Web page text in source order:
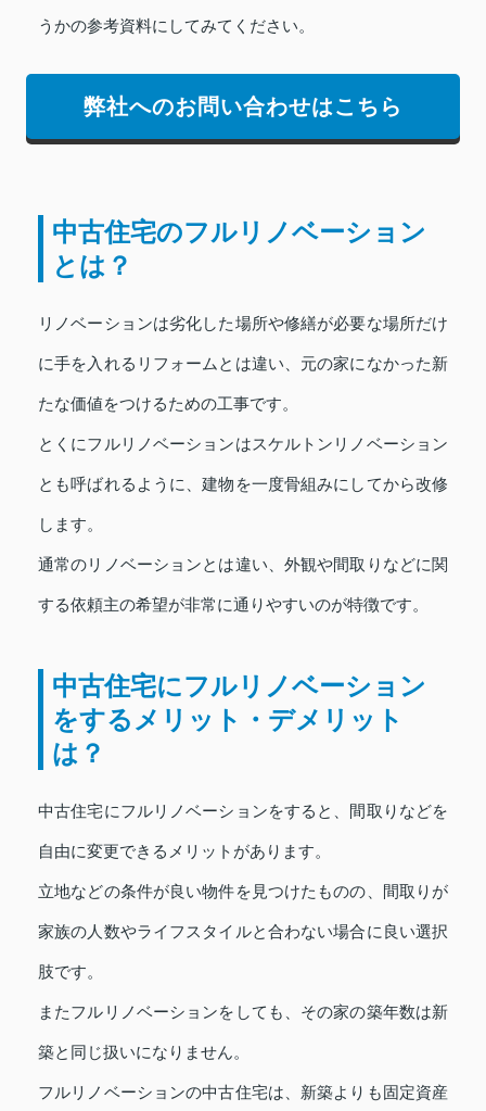
うかの参考資料にしてみてください。
弊社へのお問い合わせはこちら
中古住宅のフルリノベーション
とは？
リノベーションは劣化した場所や修繕が必要な場所だけ
に手を入れるリフォームとは違い、元の家になかった新
たな価値をつけるための工事です。
とくにフルリノベーションはスケルトンリノベーション
とも呼ばれるように、建物を一度骨組みにしてから改修
します。
通常のリノベーションとは違い、外観や間取りなどに関
する依頼主の希望が非常に通りやすいのが特徴です。
中古住宅にフルリノベーション
をするメリット・デメリット
は？
中古住宅にフルリノベーションをすると、間取りなどを
自由に変更できるメリットがあります。
立地などの条件が良い物件を見つけたものの、間取りが
家族の人数やライフスタイルと合わない場合に良い選択
肢です。
またフルリノベーションをしても、その家の築年数は新
築と同じ扱いになりません。
フルリノベーションの中古住宅は、新築よりも固定資産